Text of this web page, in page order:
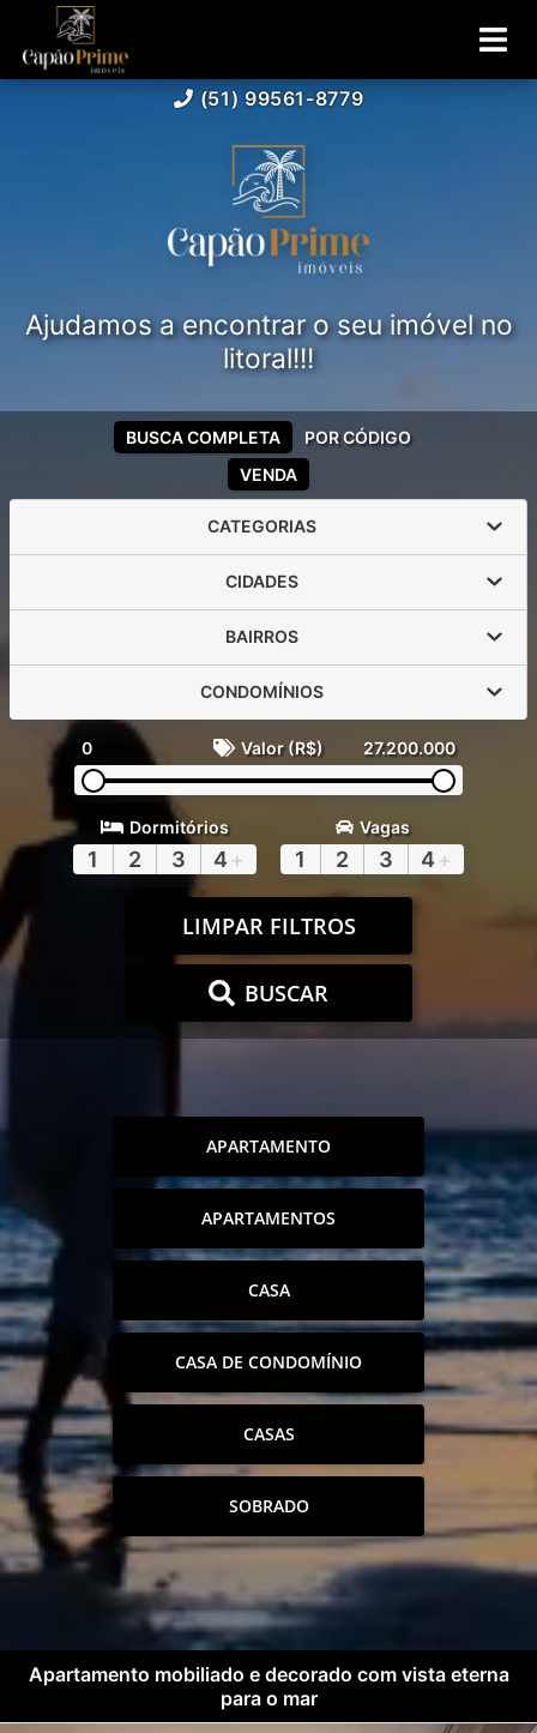
(51) 99561-8779
Ajudamos a encontrar o seu imóvel no
litoral!!!
VENDA
BUSCA COMPLETA POR CÓDIGO
CATEGORIAS
CIDADES
BAIRROS
CONDOMÍNIOS
0 Valor (R$) 27.200.000
Dormitórios
1 2 3 4 +
Vagas
1 2 3 4 +
LIMPAR FILTROS
BUSCAR
APARTAMENTO
APARTAMENTOS
CASA
CASA DE CONDOMÍNIO
CASAS
SOBRADO
Apartamento mobiliado e decorado com vista eterna
para o mar